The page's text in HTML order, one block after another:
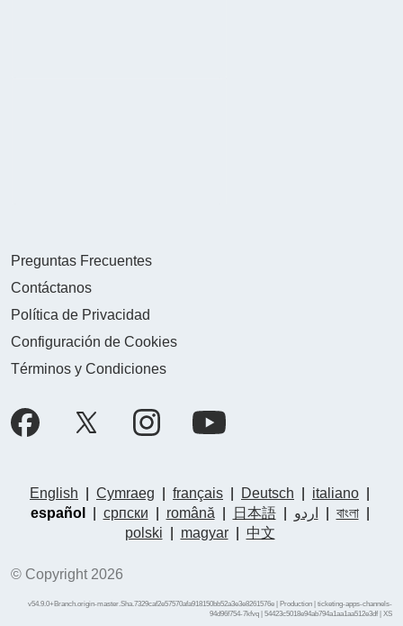
Preguntas Frecuentes
Contáctanos
Política de Privacidad
Configuración de Cookies
Términos y Condiciones
English Cymraeg français Deutsch italiano
español
српски română 日本語| اردو বাংলা|
polski
magyar| 中文
© Copyright 2026
v54.9.0+Branch.origin-master.Sha.7329caf2e57570afa918150bb52a3e3e8261576e | Production | ticketing-apps-channels-
94d96f754-7kfvq | 54423c5018e94ab794a1aa1aa512e3df | XS